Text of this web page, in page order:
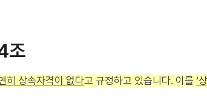
조
히 상속자격이 없다고 규정하고 있습니다. 이를 ‘